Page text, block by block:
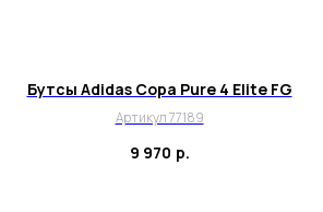
Бутсы Adidas Copa Pure 4 Elite FG
Артикул 77189
9 970 р.